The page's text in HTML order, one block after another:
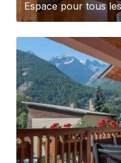
Espace pour tous